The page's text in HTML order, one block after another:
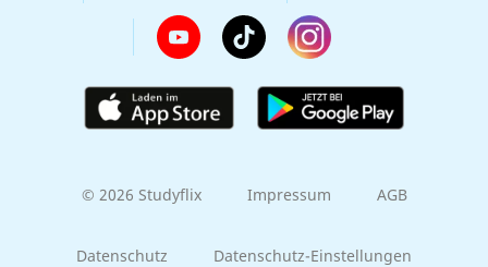
© 2026 Studyflix Impressum AGB
Datenschutz Datenschutz-Einstellungen